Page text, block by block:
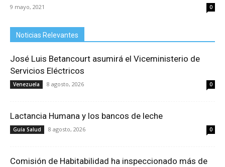
9 mayo, 2021 0
Noticias Relevantes
José Luis Betancourt asumirá el Viceministerio de
Servicios Eléctricos
Venezuela 8 agosto, 2026 0
Lactancia Humana y los bancos de leche
Guía Salud 8 agosto, 2026 0
Comisión de Habitabilidad ha inspeccionado más de